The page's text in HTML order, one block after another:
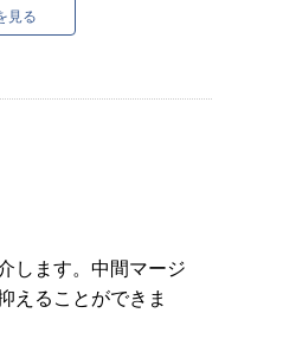
見る
します。中間マージ
えることができま